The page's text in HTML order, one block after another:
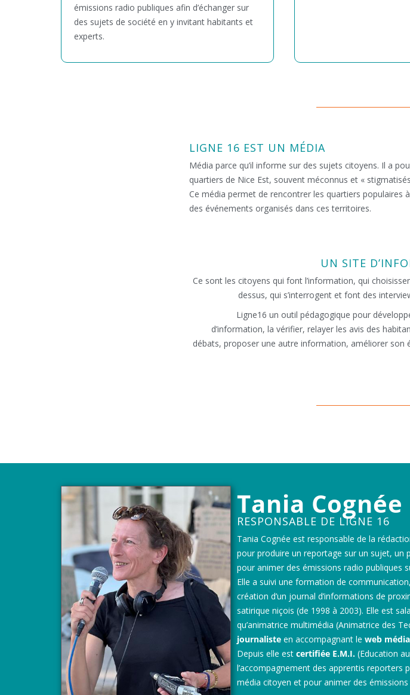
émissions radio publiques afin d’échanger sur
des sujets de société en y invitant habitants et
experts.
LIGNE 16 EST UN MÉDIA​
Média parce qu’il informe sur des sujets citoyens. Il a
quartiers de Nice Est, souvent méconnus et «
Ce média permet de rencontrer les quartiers populaires
des événements organisés dans ces territoires.
UN SITE
Ce sont les citoyens qui font l’information, qui
dessus, qui s’interrogent et font des
Ligne16 un outil pédagogique pour
d’information, la vérifier, relayer les avis des
débats, proposer une autre information, améliorer son
Tania Cognée
RESPONSABLE DE LIGNE 16
Tania Cognée est responsable de la
pour produire un reportage sur un sujet, un
pour animer des émissions radio publiques
Elle a suivi une formation de
création d’un journal d’informations de
satirique niçois (de 1998 à 2003). Elle est
qu’animatrice multimédia (Animatrice des
journaliste en accompagnant le web
Depuis elle est certifiée E.M.I. (Education
l’accompagnement des apprentis reporters
média citoyen et pour animer des émissions